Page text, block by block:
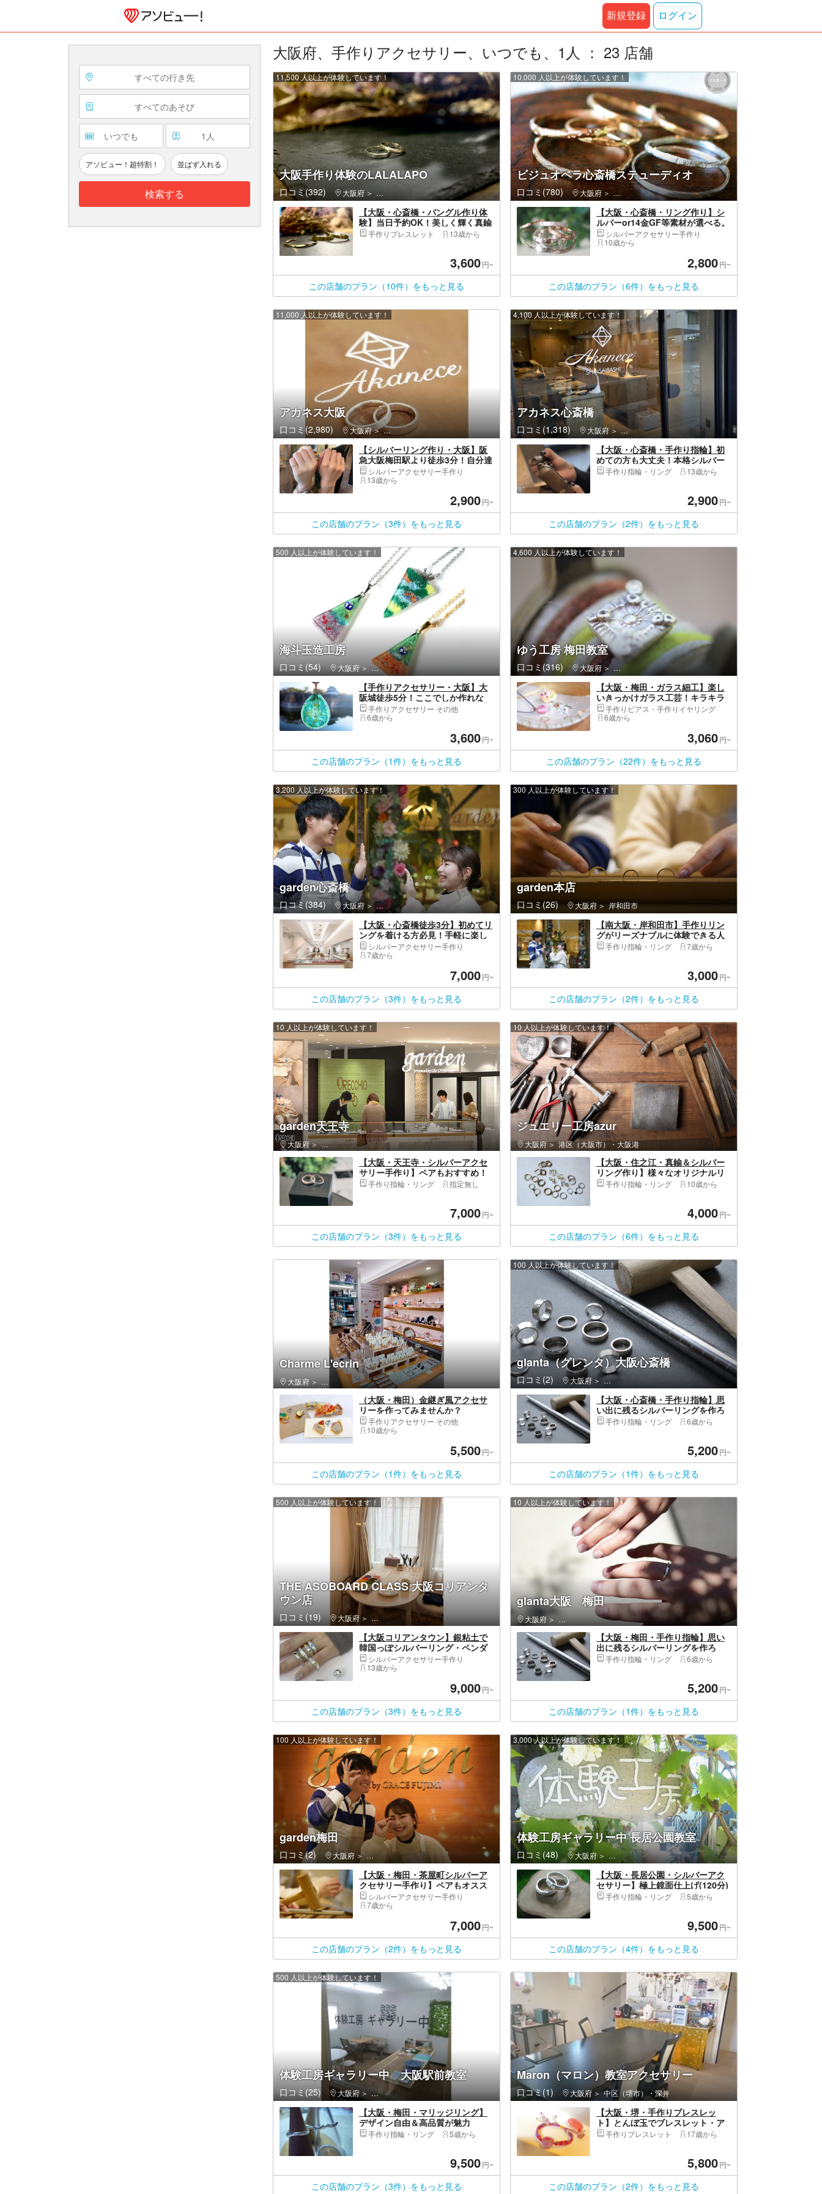
新規登録 ログイン
すべての行き先
すべてのあそび
いつでも 1 人
アソビュー！超特割！ 並ばず入れる
検索する
大阪府、手作りアクセサリー、いつでも、1人 ： 23 店舗
大阪手作り体験のLALALAPO
口コミ(392) 大阪府 浪速区（大阪市）・通天閣・新世界・新今宮
11,500 人以上が体験しています！
【大阪・心斎橋・バングル作り体
験】当日予約OK！美しく輝く真鍮
のバングル作り体験
手作りブレスレット 13歳から
3,600円~
この店舗のプラン（10件）をもっと見る
ビジュオペラ心斎橋ステューディオ
口コミ(780) 大阪府 中央区（大阪市）・大阪城公園・天満橋・道頓堀・アメリカ村
10,000 人以上が体験しています！
【大阪・心斎橋・リング作り】シ
ルバーor14金GF等素材が選べる。
テクスチャーリングを作ろう！
シルバーアクセサリー手作り
10歳から
2,800円~
この店舗のプラン（6件）をもっと見る
アカネス大阪
口コミ(2,980) 大阪府 北区（大阪市）・北新地・中之島・大阪天満宮・中津
11,000 人以上が体験しています！
【シルバーリング作り・大阪】阪
急大阪梅田駅より徒歩3分！自分達
の手で作る感動！わかりやすい丁
寧な指導で「思い出と共に」一品
シルバーアクセサリー手作り
13歳から
2,900円~
この店舗のプラン（3件）をもっと見る
アカネス心斎橋
口コミ(1,318) 大阪府 浪速区（大阪市）・通天閣・新世界・新今宮
4,100 人以上が体験しています！
【大阪・心斎橋・手作り指輪】初
めての方も大丈夫！本格シルバー
リング1個
手作り指輪・リング 13歳から
2,900円~
この店舗のプラン（2件）をもっと見る
海斗玉造工房
口コミ(54) 大阪府 中央区（大阪市）・大阪城公園・天満橋・道頓堀・アメリカ村
500 人以上が体験しています！
【手作りアクセサリー・大阪】大
阪城徒歩5分！ここでしか作れな
い、透明感抜群の「ガラス七宝」
で愛用間違いなし！気さくな指導
手作りアクセサリー その他
6歳から
3,600円~
この店舗のプラン（1件）をもっと見る
ゆう工房 梅田教室
口コミ(316) 大阪府 北区（大阪市）・北新地・中之島・大阪天満宮・中津
4,600 人以上が体験しています！
【大阪・梅田・ガラス細工】楽し
いきっかけガラス工芸！キラキラ
輝くガラスのアクセサリー作り（1
個）
手作りピアス・手作りイヤリング
6歳から
3,060円~
この店舗のプラン（22件）をもっと見る
garden心斎橋
口コミ(384) 大阪府 中央区（大阪市）・大阪城公園・天満橋・道頓堀・アメリカ村
3,200 人以上が体験しています！
【大阪・心斎橋徒歩3分】初めてリ
ングを着ける方必見！手軽に楽し
めるシルバーリング制作
シルバーアクセサリー手作り
7歳から
7,000円~
この店舗のプラン（3件）をもっと見る
garden本店
口コミ(26) 大阪府 岸和田市
300 人以上が体験しています！
【南大阪・岸和田市】手作りリン
グがリーズナブルに体験できる人
気のプラン！カップルやご家族で
手作り指輪・リング 7歳から
3,000円~
この店舗のプラン（2件）をもっと見る
garden天王寺
大阪府 天王寺区（大阪市）・上本町・玉造
10 人以上が体験しています！
【大阪・天王寺・シルバーアクセ
サリー手作り】ペアもおすすめ！
シルバーリング制作体験プラン
手作り指輪・リング 指定無し
7,000円~
この店舗のプラン（3件）をもっと見る
ジュエリー工房azur
大阪府 港区（大阪市）・大阪港
10 人以上が体験しています！
【大阪・住之江・真鍮＆シルバー
リング作り】様々なオリジナルリ
ングの制作が可能！２時間
手作り指輪・リング 10歳から
4,000円~
この店舗のプラン（6件）をもっと見る
Charme L'ecrin
大阪府 吹田市・江坂・万博記念公園
（大阪・梅田）金継ぎ風アクセサ
リーを作ってみませんか？
手作りアクセサリー その他
10歳から
5,500円~
この店舗のプラン（1件）をもっと見る
glanta（グレンタ）大阪心斎橋
口コミ(2) 大阪府 中央区（大阪市）・大阪城公園・天満橋・道頓堀・アメリカ村
100 人以上が体験しています！
【大阪・心斎橋・手作り指輪】思
い出に残るシルバーリングを作ろ
う！（1個）
手作り指輪・リング 6歳から
5,200円~
この店舗のプラン（1件）をもっと見る
THE ASOBOARD CLASS 大阪コリアンタ
ウン店
口コミ(19) 大阪府 生野区（大阪市）・鶴橋・今里
500 人以上が体験しています！
【大阪コリアンタウン】銀粘土で
韓国っぽシルバーリング・ペンダ
ント（7/1～）作り！【JR鶴橋駅徒
歩11分】
シルバーアクセサリー手作り
13歳から
9,000円~
この店舗のプラン（3件）をもっと見る
glanta大阪 梅田
大阪府 北区（大阪市）・北新地・中之島・大阪天満宮・中津
10 人以上が体験しています！
【大阪・梅田・手作り指輪】思い
出に残るシルバーリングを作ろ
う！（1個）
手作り指輪・リング 6歳から
5,200円~
この店舗のプラン（1件）をもっと見る
garden梅田
口コミ(2) 大阪府 北区（大阪市）・北新地・中之島・大阪天満宮・中津
100 人以上が体験しています！
【大阪・梅田・茶屋町シルバーア
クセサリー手作り】ペアもオスス
メ！シルバーリング（1個）
シルバーアクセサリー手作り
7歳から
7,000円~
この店舗のプラン（2件）をもっと見る
体験工房ギャラリー中 長居公園教室
口コミ(48) 大阪府 東住吉区（大阪市）・長居公園・住吉大社
3,000 人以上が体験しています！
【大阪・長居公園・シルバーアク
セサリー】極上鏡面仕上げ(120分)
作りたいもの完成に向けて講師が
手作り指輪・リング 5歳から
9,500円~
この店舗のプラン（4件）をもっと見る
体験工房ギャラリー中 大阪駅前教室
口コミ(25) 大阪府 北区（大阪市）・北新地・中之島・大阪天満宮・中津
500 人以上が体験しています！
【大阪・梅田・マリッジリング】
デザイン自由＆高品質が魅力
手作り指輪・リング 5歳から
9,500円~
この店舗のプラン（3件）をもっと見る
Maron（マロン）教室アクセサリー
口コミ(1) 大阪府 中区（堺市）・深井
【大阪・堺・手作りブレスレッ
ト】とんぼ玉でブレスレット・ア
ンクレット作り（1個）
手作りブレスレット 17歳から
5,800円~
この店舗のプラン（2件）をもっと見る